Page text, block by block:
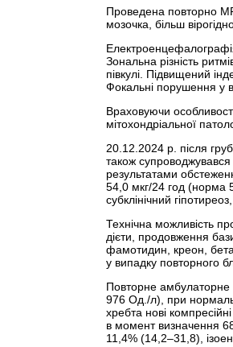
Проведена повторно
мозочка, більш
Зональна різність
півкулі. Підвищений
Фокальні порушення у
Враховуючи
мітохондріальної
20.12.2024 р. після
також
результатами
54,0 мкг/24 год (норма
субклінічний
Технічна можливість
дієти, продовження
фамотидин, креон,
у випадку повторного
Повторне амбулаторне
976 Од./л), при
хребта нові
в момент визначення
11,4% (14,2–31,8),